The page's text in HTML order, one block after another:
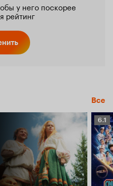
у него поскорее
рейтинг
Все
6.1
6.1